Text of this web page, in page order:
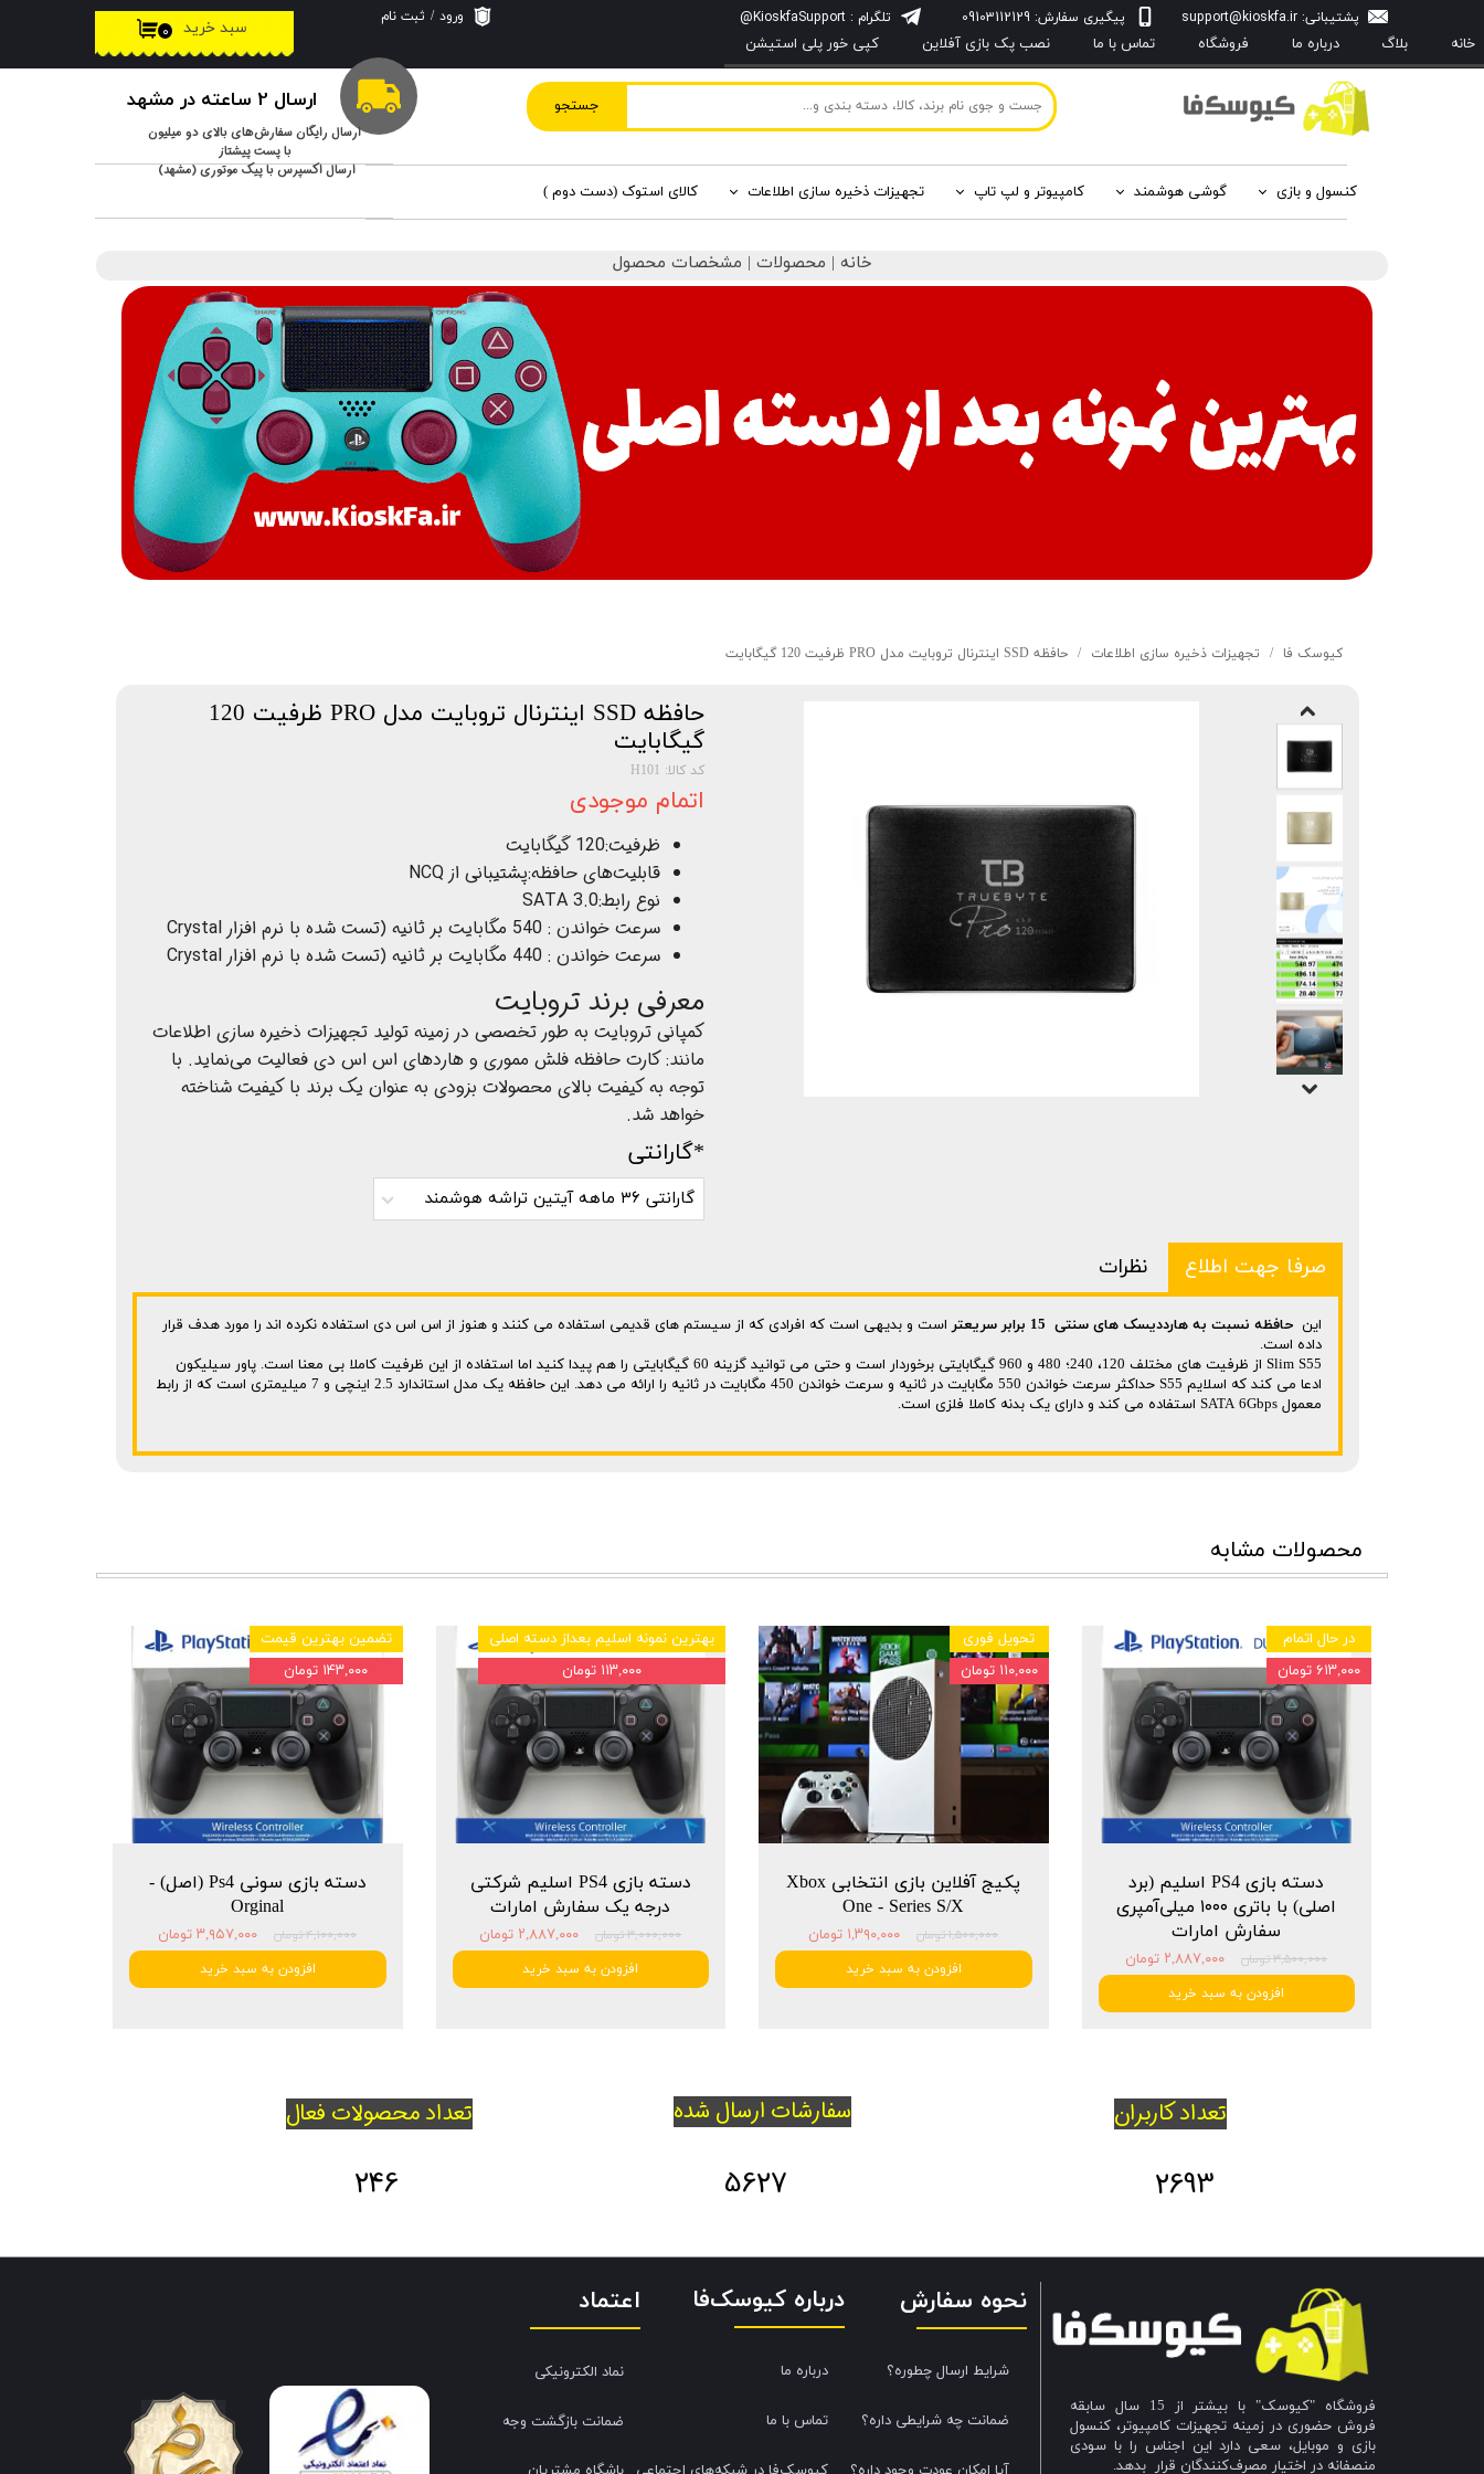
جستجو
ارسال رایگان سفارش‌های بالای دو میلیون
با پست پیشتاز
ارسال اکسپرس با پیک موتوری (مشهد)
ارسال 2 ساعته در مشهد
پشتیبانی:support@kioskfa.ir پیگیری سفارش: 09103112129
۰ سبد خرید
ورود / ثبت نام
تغییر گذر واژه
سفارشات
خروج از حساب
خانه بلاگ درباره‌ ما فروشگاه تماس با ما نصب پک بازی آفلاین کپی خور پلی استیشن
تلگرام : KioskfaSupport@
کنسول و بازی گوشی هوشمند کامپیوتر و لپ تاپ تجهیزات ذخیره سازی اطلاعات کالای استوک (دست دوم )
خانه | محصولات | مشخصات محصول
کیوسک‌ فا تجهیزات ذخیره سازی اطلاعات حافظه SSD اینترنال تروبایت مدل PRO ظرفیت 120 گیگابایت
حافظه SSD اینترنال تروبایت مدل PRO ظرفیت 120
گیگابایت
کد کالا: H101
اتمام موجودی
ظرفیت:120 گیگابایت
قابلیت‌های حافظه:پشتیبانی از NCQ
نوع رابط:SATA 3.0
سرعت خواندن : 540 مگابایت بر ثانیه (تست شده با نرم افزار Crystal
سرعت خواندن : 440 مگابایت بر ثانیه (تست شده با نرم افزار Crystal
معرفی برند تروبایت
کمپانی تروبایت به طور تخصصی در زمینه تولید تجهیزات ذخیره سازی اطلاعات
مانند: کارت حافظه فلش مموری و هاردهای اس اس دی فعالیت می‌نماید. با
توجه به کیفیت بالای محصولات بزودی به عنوان یک برند با کیفیت شناخته
خواهد شد.
*گارانتی
گارانتی ۳۶ ماهه آیتین تراشه هوشمند
صرفا جهت اطلاع نظرات
این حافظه نسبت به هارددیسک های سنتی 15 برابر سریعتر
است و بدیهی است که افرادی که از سیستم های قدیمی استفاده می کنند و هنوز از اس اس دی استفاده نکرده اند را مورد هدف قرار
داده است.
Slim S55 از ظرفیت های مختلف 120، 240؛ 480 و 960 گیگابایتی برخوردار است و حتی می توانید گزینه 60 گیگابایتی را هم پیدا کنید اما استفاده از این ظرفیت کاملا بی معنا است. پاور سیلیکون
ادعا می کند که اسلایم S55 حداکثر سرعت خواندن 550 مگابایت در ثانیه و سرعت خواندن 450 مگابایت در ثانیه را ارائه می دهد. این حافظه یک مدل استاندارد 2.5 اینچی و 7 میلیمتری است که از رابط
معمول SATA 6Gbps استفاده می کند و دارای یک بدنه کاملا فلزی است.
محصولات مشابه
دسته بازی PS4 اسلیم (برد
اصلی) با باتری ۱۰۰۰ میلی‌آمپری
سفارش امارات
۳,۵۰۰,۰۰۰ تومان ۲,۸۸۷,۰۰۰ تومان
افزودن به سبد خرید
در حال اتمام
۶۱۳,۰۰۰ تومان
پکیج آفلاین بازی انتخابی Xbox
One - Series S/X
۱,۵۰۰,۰۰۰ تومان ۱,۳۹۰,۰۰۰ تومان
افزودن به سبد خرید
تحویل فوری
۱۱۰,۰۰۰ تومان
دسته بازی PS4 اسلیم شرکتی
درجه یک سفارش امارات
۳,۰۰۰,۰۰۰ تومان ۲,۸۸۷,۰۰۰ تومان
افزودن به سبد خرید
بهترین نمونه اسلیم بعداز دسته اصلی
۱۱۳,۰۰۰ تومان
دسته بازی سونی Ps4 (اصل) -
Orginal
۴,۱۰۰,۰۰۰ تومان ۳,۹۵۷,۰۰۰ تومان
افزودن به سبد خرید
تضمین بهترین قیمت
۱۴۳,۰۰۰ تومان
تعداد کاربران سفارشات ارسال شده
5627
تعداد محصولات فعال
2693
246
فروشگاه "کیوسک" با بیشتر از 15 سال سابقه
فروش حضوری در زمینه تجهیزات کامپیوتر، کنسول
بازی و موبایل، سعی دارد این اجناس را با سودی
منصفانه در اختیار مصرف‌کنندگان قرار بدهد.
نحوه سفارش
شرایط ارسال چطوره؟
ضمانت چه شرایطی داره؟
اعتماد
نماد الکترونیکی
ضمانت بازگشت وجه
درباره کیوسک‌فا
درباره ما
تماس با ما